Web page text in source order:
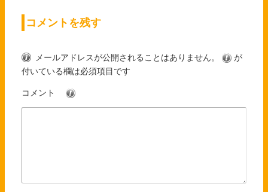
コメントを残す
メールアドレスが公開されることはありません。
が
付いている欄は必須項目です
コメント